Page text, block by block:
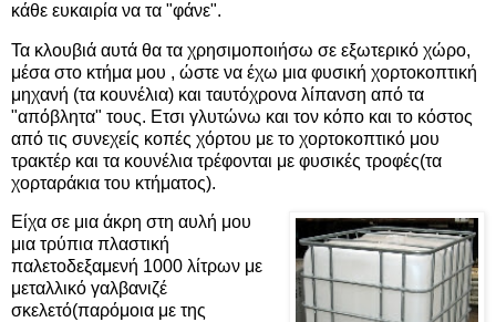
κάθε ευκαιρία να τα "φάνε".
Τα κλουβιά αυτά θα τα χρησιμοποιήσω σε εξωτερικό χώρο,
μέσα στο κτήμα μου , ώστε να έχω μια φυσική χορτοκοπτική
μηχανή (τα κουνέλια) και ταυτόχρονα λίπανση από τα
"απόβλητα" τους. Ετσι γλυτώνω και τον κόπο και το κόστος
από τις συνεχείς κοπές χόρτου με το χορτοκοπτικό μου
τρακτέρ και τα κουνέλια τρέφονται με φυσικές τροφές(τα
χορταράκια του κτήματος).
Είχα σε μια άκρη στη αυλή μου
μια τρύπια πλαστική
παλετοδεξαμενή 1000 λίτρων με
μεταλλικό γαλβανιζέ
σκελετό(παρόμοια με της